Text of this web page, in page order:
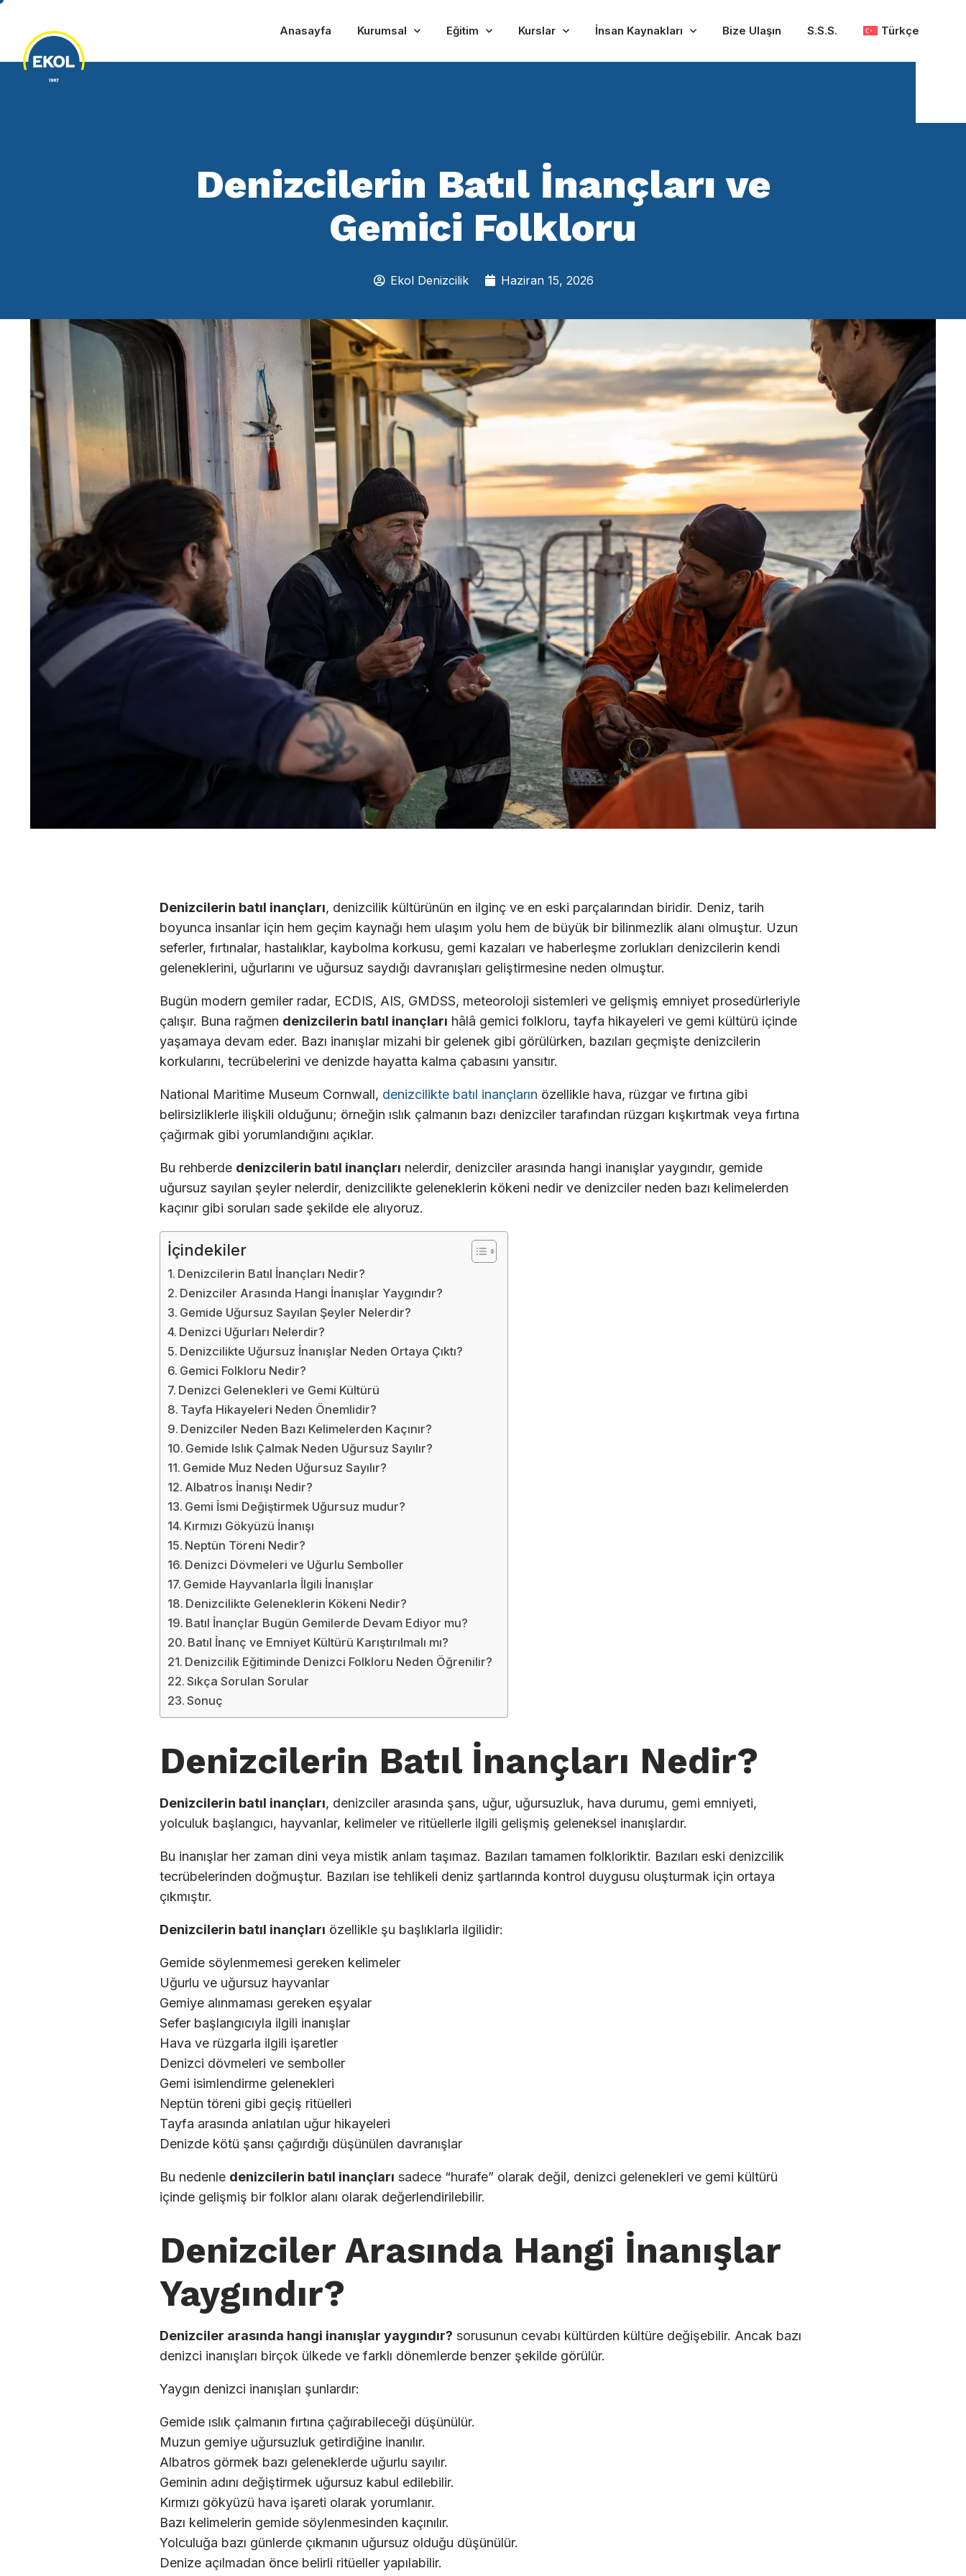
Anasayfa Kurumsal Eğitim Kurslar İnsan Kaynakları Bize Ulaşın S.S.S. Türkçe
Denizcilerin Batıl İnançları ve
Gemici Folkloru
Ekol Denizcilik Haziran 15, 2026
Denizcilerin batıl inançları, denizcilik kültürünün en ilginç ve en eski parçalarından biridir. Deniz, tarih
boyunca insanlar için hem geçim kaynağı hem ulaşım yolu hem de büyük bir bilinmezlik alanı olmuştur. Uzun
seferler, fırtınalar, hastalıklar, kaybolma korkusu, gemi kazaları ve haberleşme zorlukları denizcilerin kendi
geleneklerini, uğurlarını ve uğursuz saydığı davranışları geliştirmesine neden olmuştur.
Bugün modern gemiler radar, ECDIS, AIS, GMDSS, meteoroloji sistemleri ve gelişmiş emniyet prosedürleriyle
çalışır. Buna rağmen denizcilerin batıl inançları hâlâ gemici folkloru, tayfa hikayeleri ve gemi kültürü içinde
yaşamaya devam eder. Bazı inanışlar mizahi bir gelenek gibi görülürken, bazıları geçmişte denizcilerin
korkularını, tecrübelerini ve denizde hayatta kalma çabasını yansıtır.
National Maritime Museum Cornwall, denizcilikte batıl inançların özellikle hava, rüzgar ve fırtına gibi
belirsizliklerle ilişkili olduğunu; örneğin ıslık çalmanın bazı denizciler tarafından rüzgarı kışkırtmak veya fırtına
çağırmak gibi yorumlandığını açıklar.
Bu rehberde denizcilerin batıl inançları nelerdir, denizciler arasında hangi inanışlar yaygındır, gemide
uğursuz sayılan şeyler nelerdir, denizcilikte geleneklerin kökeni nedir ve denizciler neden bazı kelimelerden
kaçınır gibi soruları sade şekilde ele alıyoruz.
İçindekiler
Denizcilerin Batıl İnançları Nedir?
Denizciler Arasında Hangi İnanışlar Yaygındır?
Gemide Uğursuz Sayılan Şeyler Nelerdir?
Denizci Uğurları Nelerdir?
Denizcilikte Uğursuz İnanışlar Neden Ortaya Çıktı?
Gemici Folkloru Nedir?
Denizci Gelenekleri ve Gemi Kültürü
Tayfa Hikayeleri Neden Önemlidir?
Denizciler Neden Bazı Kelimelerden Kaçınır?
Gemide Islık Çalmak Neden Uğursuz Sayılır?
Gemide Muz Neden Uğursuz Sayılır?
Albatros İnanışı Nedir?
Gemi İsmi Değiştirmek Uğursuz mudur?
Kırmızı Gökyüzü İnanışı
Neptün Töreni Nedir?
Denizci Dövmeleri ve Uğurlu Semboller
Gemide Hayvanlarla İlgili İnanışlar
Denizcilikte Geleneklerin Kökeni Nedir?
Batıl İnançlar Bugün Gemilerde Devam Ediyor mu?
Batıl İnanç ve Emniyet Kültürü Karıştırılmalı mı?
Denizcilik Eğitiminde Denizci Folkloru Neden Öğrenilir?
Sıkça Sorulan Sorular
Sonuç
Denizcilerin Batıl İnançları Nedir?
Denizcilerin batıl inançları, denizciler arasında şans, uğur, uğursuzluk, hava durumu, gemi emniyeti,
yolculuk başlangıcı, hayvanlar, kelimeler ve ritüellerle ilgili gelişmiş geleneksel inanışlardır.
Bu inanışlar her zaman dini veya mistik anlam taşımaz. Bazıları tamamen folkloriktir. Bazıları eski denizcilik
tecrübelerinden doğmuştur. Bazıları ise tehlikeli deniz şartlarında kontrol duygusu oluşturmak için ortaya
çıkmıştır.
Denizcilerin batıl inançları özellikle şu başlıklarla ilgilidir:
Gemide söylenmemesi gereken kelimeler
Uğurlu ve uğursuz hayvanlar
Gemiye alınmaması gereken eşyalar
Sefer başlangıcıyla ilgili inanışlar
Hava ve rüzgarla ilgili işaretler
Denizci dövmeleri ve semboller
Gemi isimlendirme gelenekleri
Neptün töreni gibi geçiş ritüelleri
Tayfa arasında anlatılan uğur hikayeleri
Denizde kötü şansı çağırdığı düşünülen davranışlar
Bu nedenle denizcilerin batıl inançları sadece “hurafe” olarak değil, denizci gelenekleri ve gemi kültürü
içinde gelişmiş bir folklor alanı olarak değerlendirilebilir.
Denizciler Arasında Hangi İnanışlar
Yaygındır?
Denizciler arasında hangi inanışlar yaygındır? sorusunun cevabı kültürden kültüre değişebilir. Ancak bazı
denizci inanışları birçok ülkede ve farklı dönemlerde benzer şekilde görülür.
Yaygın denizci inanışları şunlardır:
Gemide ıslık çalmanın fırtına çağırabileceği düşünülür.
Muzun gemiye uğursuzluk getirdiğine inanılır.
Albatros görmek bazı geleneklerde uğurlu sayılır.
Geminin adını değiştirmek uğursuz kabul edilebilir.
Kırmızı gökyüzü hava işareti olarak yorumlanır.
Bazı kelimelerin gemide söylenmesinden kaçınılır.
Yolculuğa bazı günlerde çıkmanın uğursuz olduğu düşünülür.
Denize açılmadan önce belirli ritüeller yapılabilir.